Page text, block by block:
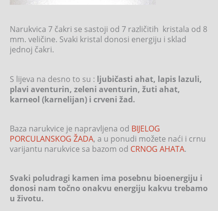
Narukvica 7 čakri se sastoji od 7 različitih kristala od 8
mm. veličine. Svaki kristal donosi energiju i sklad
jednoj čakri.
S lijeva na desno to su : ljubičasti ahat, lapis lazuli,
plavi aventurin, zeleni aventurin, žuti ahat,
karneol (karnelijan) i crveni žad.
Baza narukvice je napravljena od BIJELOG
PORCULANSKOG ŽADA, a u ponudi možete naći i crnu
varijantu narukvice sa bazom od CRNOG AHATA.
Svaki poludragi kamen ima posebnu bioenergiju i
donosi nam točno onakvu energiju kakvu trebamo
u životu.